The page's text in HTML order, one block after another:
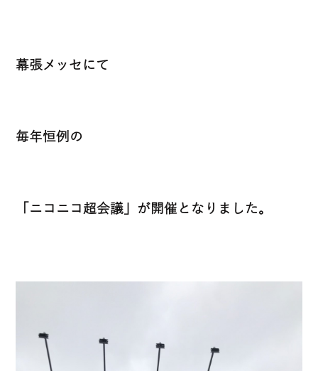
幕張メッセにて
毎年恒例の
「ニコニコ超会議」が開催となりました。